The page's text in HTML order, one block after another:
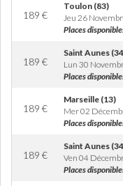
189 €
Toulon (83)
Jeu 26
Places
189 €
Saint Aunes
Lun 30
Places
189 €
Marseille (13)
Mer 02
Places
189 €
Saint Aunes
Ven 04
Places